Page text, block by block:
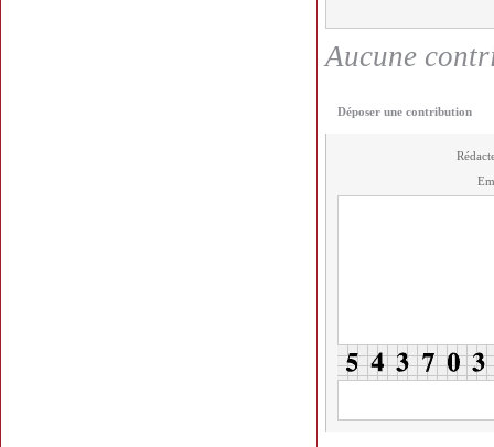
Aucune
Déposer une contribution